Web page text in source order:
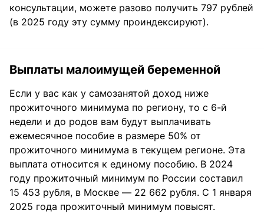
консультации, можете разово получить 797 рублей
(в 2025 году эту сумму проиндексируют).
Выплаты малоимущей беременной
Если у вас как у самозанятой доход ниже
прожиточного минимума по региону, то с 6-й
недели и до родов вам будут выплачивать
ежемесячное пособие в размере 50% от
прожиточного минимума в текущем регионе. Эта
выплата относится к единому пособию. В 2024
году прожиточный минимум по России составил
15 453 рубля, в Москве — 22 662 рубля. С 1 января
2025 года прожиточный минимум повысят.